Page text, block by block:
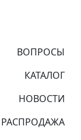
ВОПРОСЫ
КАТАЛОГ
НОВОСТИ
РАСПРОДАЖА